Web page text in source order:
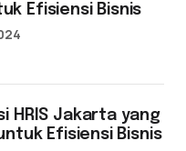
Efisiensi Bisnis
HRIS Jakarta yang
Efisiensi Bisnis